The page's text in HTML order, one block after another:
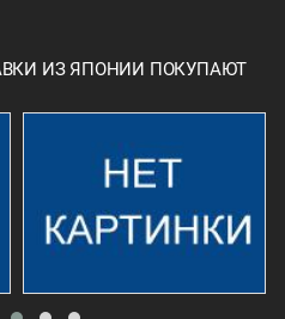
ИЗ ЯПОНИИ ПОКУПАЮТ